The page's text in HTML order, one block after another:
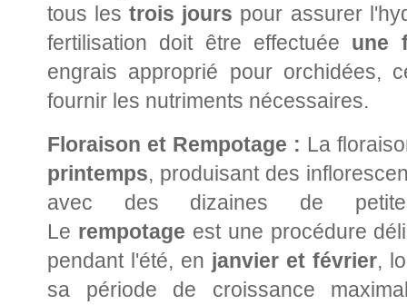
tous lestrois jours pour assurer
fertilisation doit être effectuée une
engrais approprié pour orchidées,
fournir les nutriments nécessaires.
Floraison et Rempotage : La
printemps, produisant des
avec des dizaines de
Le rempotage est une procédure
pendant l'été, en janvier et février,
sa période de croissance